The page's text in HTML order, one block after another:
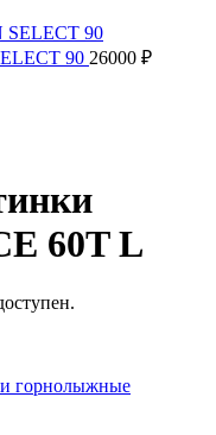
90 26000 ₽
60T L
горнолыжные